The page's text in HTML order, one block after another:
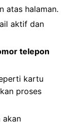
atas halaman.
aktif dan
telepon
kartu
proses
akan